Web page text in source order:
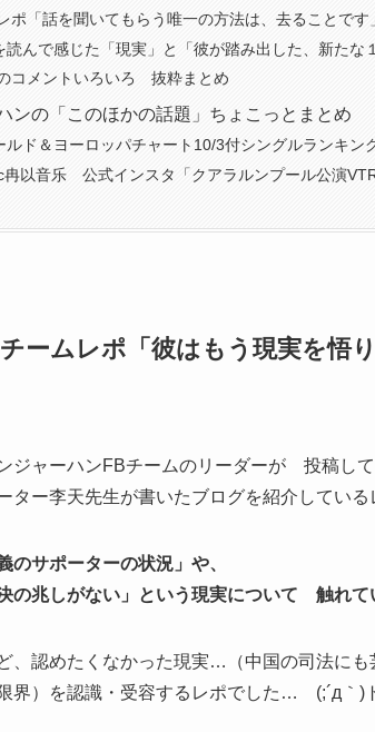
ポ「話を聞いてもらう唯一の方法は、去ることです
読んで感じた「現実」と「彼が踏み出した、新たな
コメントいろいろ 抜粋まとめ
ンの「このほかの話題」ちょこっとまとめ
ルド＆ヨーロッパチャート10/3付シングルランキン
冉以音乐 公式インスタ「クアラルンプール公演
ームレポ「彼はもう現実を悟
ャーハンFBチームのリーダーが 投稿して
ター李天先生が書いたブログを紹介してい
のサポーターの状況」や、
の兆しがない」という現実について 触れて
、認めたくなかった現実…（中国の司法に
界）を認識・受容するレポでした… (;´д｀)